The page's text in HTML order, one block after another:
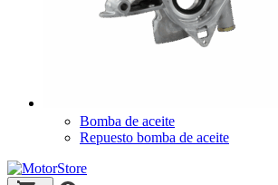
Bomba de aceite
Repuesto bomba de aceite